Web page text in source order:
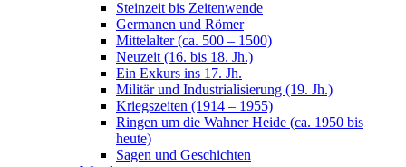
Steinzeit bis Zeitenwende
Germanen und Römer
Mittelalter (ca. 500 – 1500)
Neuzeit (16. bis 18. Jh.)
Ein Exkurs ins 17. Jh.
Militär und Industrialisierung (19. Jh.)
Kriegszeiten (1914 – 1955)
Ringen um die Wahner Heide (ca. 1950 bis
heute)
Sagen und Geschichten